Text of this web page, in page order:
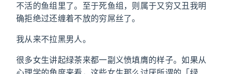
不活的鱼组里了。至于死鱼组，则属于又穷又丑我明
确拒绝过还缠着不放的穷屌丝了。
我从来不拉黑男人。
很多女生讲起绿茶来都一副义愤填膺的样子。如果从